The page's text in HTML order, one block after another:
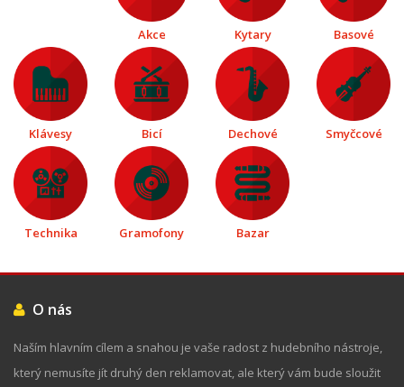
Akce Kytary Basové
Klávesy Bicí Dechové Smyčcové
Technika Gramofony Bazar
O nás
Naším hlavním cílem a snahou je vaše radost z hudebního nástroje,
který nemusíte jít druhý den reklamovat, ale který vám bude sloužit